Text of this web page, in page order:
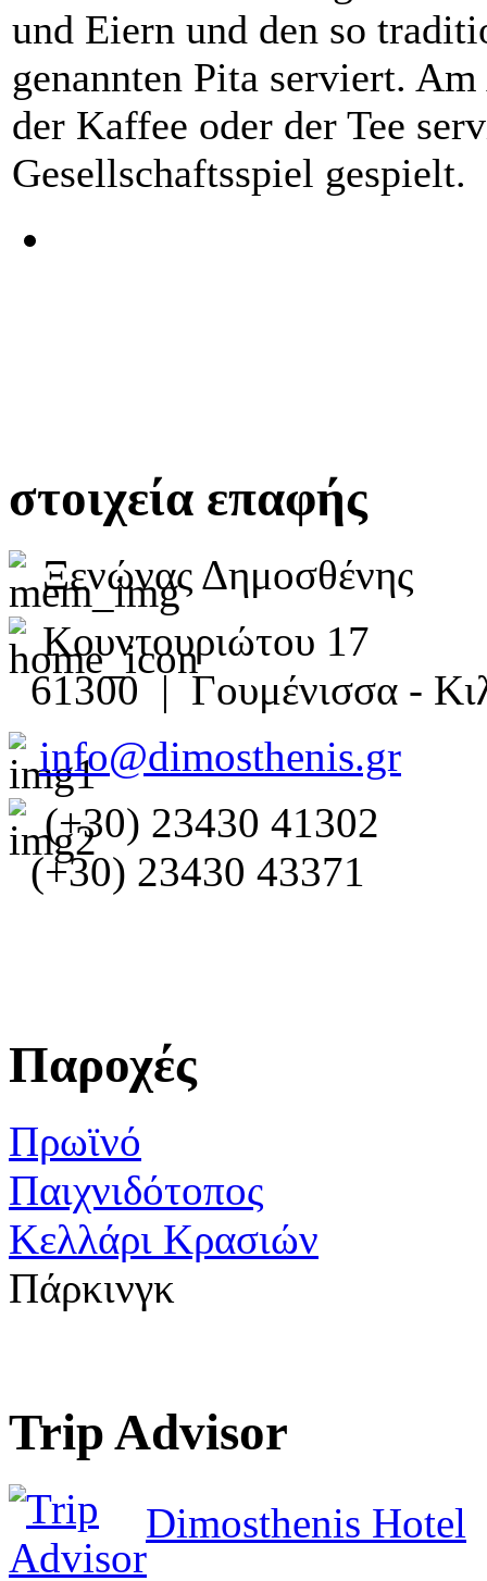
und Eiern und den so
genannten Pita serviert.
der Kaffee oder der Tee
Gesellschaftsspiel gespielt.
στοιχεία επαφής
Ξενώνας Δημοσθένης
Κουντουριώτου 17
61300 | Γουμένισσα -
info@dimosthenis.gr
(+30) 23430 41302
(+30) 23430 43371
Παροχές
Πρωϊνό
Παιχνιδότοπος
Κελλάρι Κρασιών
Πάρκινγκ
Trip Advisor
Dimosthenis Hotel